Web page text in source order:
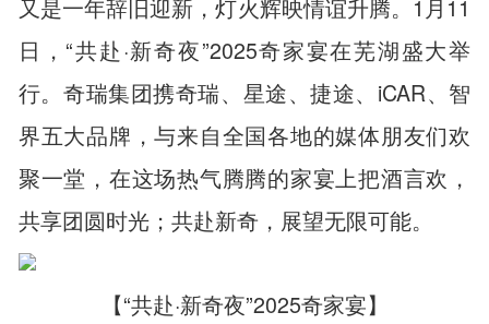
又是一年辞旧迎新，灯火辉映情谊升腾。1月11
日，“共赴·新奇夜”2025奇家宴在芜湖盛大举
行。奇瑞集团携奇瑞、星途、捷途、iCAR、智
界五大品牌，与来自全国各地的媒体朋友们欢
聚一堂，在这场热气腾腾的家宴上把酒言欢，
共享团圆时光；共赴新奇，展望无限可能。
【“共赴·新奇夜”2025奇家宴】